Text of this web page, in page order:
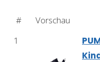
# Vorschau
1